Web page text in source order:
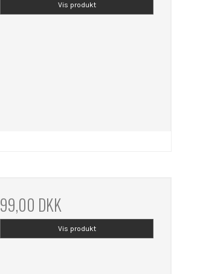
Vis produkt
99,00 DKK
Vis produkt